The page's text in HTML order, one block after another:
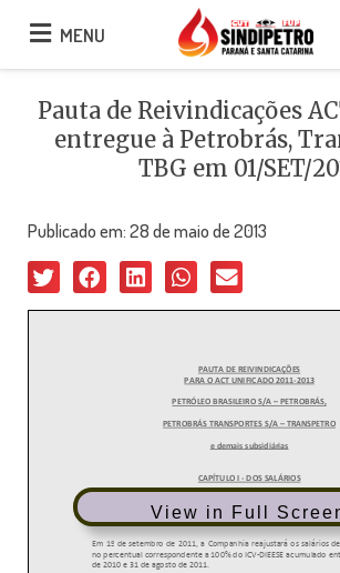
MENU
MENU
Pauta de Reivindicações
entregue à Petrobrás,
TBG em 01/SET/
Publicado em:28 de maio de 2013
View in Full